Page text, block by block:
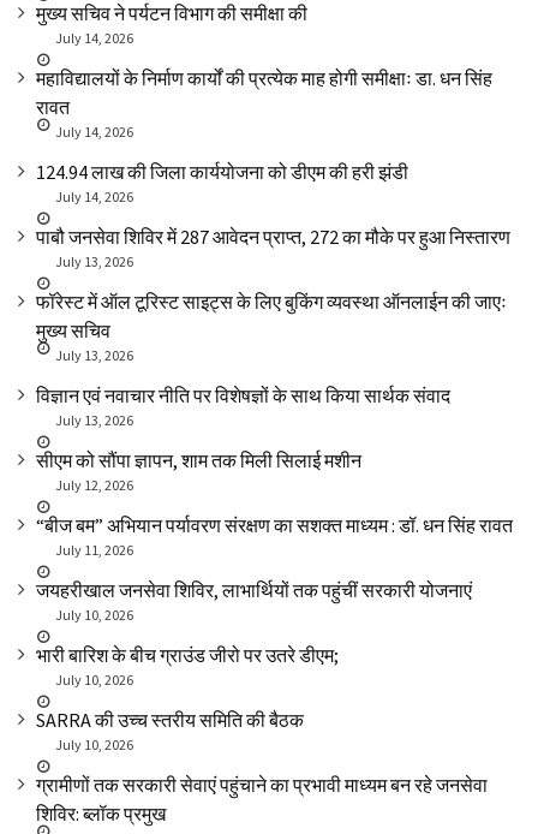
मुख्य सचिव ने पर्यटन विभाग की समीक्षा की
July 14, 2026
महाविद्यालयों के निर्माण कार्यों की प्रत्येक माह होगी समीक्षाः डा. धन सिंह
रावत
July 14, 2026
₹124.94 लाख की जिला कार्ययोजना को डीएम की हरी झंडी
July 14, 2026
पाबौ जनसेवा शिविर में 287 आवेदन प्राप्त, 272 का मौके पर हुआ निस्तारण
July 13, 2026
फॉरेस्ट में ऑल टूरिस्ट साइट्स के लिए बुकिंग व्यवस्था ऑनलाईन की जाएः
मुख्य सचिव
July 13, 2026
विज्ञान एवं नवाचार नीति पर विशेषज्ञों के साथ किया सार्थक संवाद
July 13, 2026
सीएम को सौंपा ज्ञापन, शाम तक मिली सिलाई मशीन
July 12, 2026
“बीज बम” अभियान पर्यावरण संरक्षण का सशक्त माध्यम : डॉ. धन सिंह रावत
July 11, 2026
जयहरीखाल जनसेवा शिविर, लाभार्थियों तक पहुंचीं सरकारी योजनाएं
July 10, 2026
भारी बारिश के बीच ग्राउंड जीरो पर उतरे डीएम;
July 10, 2026
SARRA की उच्च स्तरीय समिति की बैठक
July 10, 2026
ग्रामीणों तक सरकारी सेवाएं पहुंचाने का प्रभावी माध्यम बन रहे जनसेवा
शिविर: ब्लॉक प्रमुख